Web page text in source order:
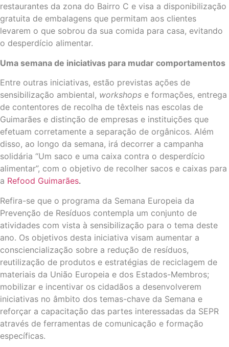
restaurantes da zona do Bairro C e visa a disponibilização
gratuita de embalagens que permitam aos clientes
levarem o que sobrou da sua comida para casa, evitando
o desperdício alimentar.
Uma semana de iniciativas para mudar comportamentos
Entre outras iniciativas, estão previstas ações de
sensibilização ambiental, workshops e formações, entrega
de contentores de recolha de têxteis nas escolas de
Guimarães e distinção de empresas e instituições que
efetuam corretamente a separação de orgânicos. Além
disso, ao longo da semana, irá decorrer a campanha
solidária “Um saco e uma caixa contra o desperdício
alimentar”, com o objetivo de recolher sacos e caixas para
a Refood Guimarães.
Refira-se que o programa da Semana Europeia da
Prevenção de Resíduos contempla um conjunto de
atividades com vista à sensibilização para o tema deste
ano. Os objetivos desta iniciativa visam aumentar a
consciencialização sobre a redução de resíduos,
reutilização de produtos e estratégias de reciclagem de
materiais da União Europeia e dos Estados-Membros;
mobilizar e incentivar os cidadãos a desenvolverem
iniciativas no âmbito dos temas-chave da Semana e
reforçar a capacitação das partes interessadas da SEPR
através de ferramentas de comunicação e formação
específicas.